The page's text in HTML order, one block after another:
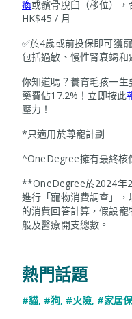
瘓或髕骨脫臼（移位）
HK$45 / 月
✅於4歲或前投保即可獲
包括過敏、慢性腎衰竭和
你知道嗎？養育毛孩一
藥費佔17.2%！立即按此
壓力！
*只適用於尊寵計劃
^OneDegree擁有最終核
**OneDegree於2024年
進行「寵物消費調查」
的消費回答計算，假設
般及醫療開支總數。
熱門話題
#貓, #狗, #火險, #家居